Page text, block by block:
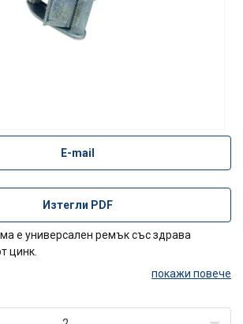
E-mail
Изтегли PDF
е универсален ремък със здрава
цинк.
покажи повече